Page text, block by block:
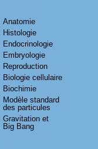
Anatomie
Histologie
Endocrinologie
Embryologie
Reproduction
Biologie cellulaire
Biochimie
Modèle standard
des particules
Gravitation et
Big Bang